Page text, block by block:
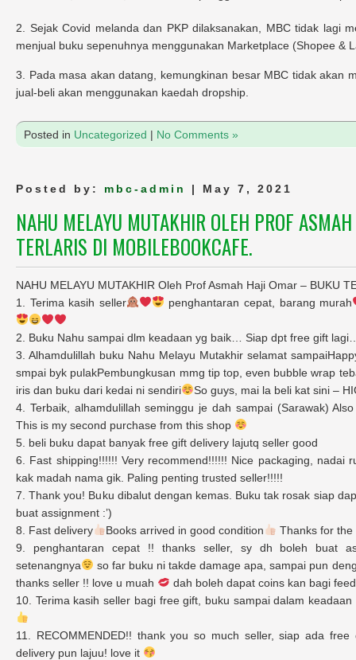
2. Sejak Covid melanda dan PKP dilaksanakan, MBC tidak lagi
menjual buku sepenuhnya menggunakan Marketplace (Shopee &
3. Pada masa akan datang, kemungkinan besar MBC tidak akan
jual-beli akan menggunakan kaedah dropship.
Posted in Uncategorized | No Comments »
Posted by: mbc-admin | May 7, 2021
NAHU MELAYU MUTAKHIR OLEH PROF
TERLARIS DI MOBILEBOOKCAFE.
NAHU MELAYU MUTAKHIR Oleh Prof Asmah Haji Omar – BUKU
1. Terima kasih seller
penghantaran cepat, barang murah
2. Buku Nahu sampai dlm keadaan yg baik… Siap dpt free gift
3. Alhamdulillah buku Nahu Melayu Mutakhir selamat
smpai byk pulakPembungkusan mmg tip top, even bubble wrap
iris dan buku dari kedai ni sendiri
So guys, mai la beli kat sini –
4. Terbaik, alhamdulillah seminggu je dah sampai (Sarawak)
This is my second purchase from this shop
5. beli buku dapat banyak free gift delivery lajutq seller good
6. Fast shipping!!!!!! Very recommend!!!!!! Nice packaging, nadai
kak madah nama gik. Paling penting trusted seller!!!!!
7. Thank you! Buku dibalut dengan kemas. Buku tak rosak siap
buat assignment :’)
8. Fast delivery
Books arrived in good condition
Thanks for the
9. penghantaran cepat !! thanks seller, sy dh boleh buat
setenangnya
so far buku ni takde damage apa, sampai pun
thanks seller !! love u muah
dah boleh dapat coins kan bagi
10. Terima kasih seller bagi free gift, buku sampai dalam
11. RECOMMENDED!! thank you so much seller, siap ada
delivery pun lajuu! love it